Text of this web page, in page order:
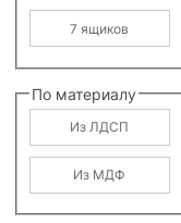
7 ящиков
По материалу
Из ЛДСП
Из МДФ